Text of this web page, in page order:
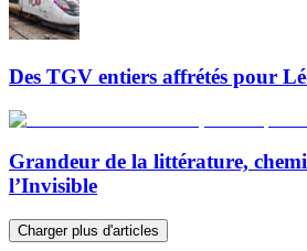
Des TGV entiers affrétés pour
Grandeur de la littérature,
l’Invisible
Charger plus d'articles